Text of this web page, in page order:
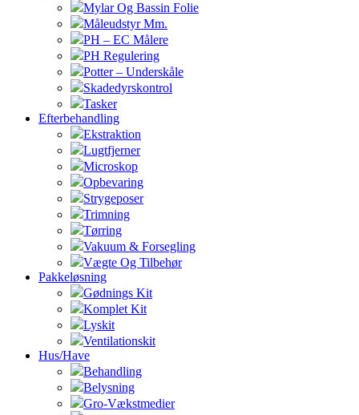
Mylar Og Bassin Folie
Måleudstyr Mm.
PH – EC Målere
PH Regulering
Potter – Underskåle
Skadedyrskontrol
Tasker
Efterbehandling
Ekstraktion
Lugtfjerner
Microskop
Opbevaring
Strygeposer
Trimning
Tørring
Vakuum & Forsegling
Vægte Og Tilbehør
Pakkeløsning
Gødnings Kit
Komplet Kit
Lyskit
Ventilationskit
Hus/Have
Behandling
Belysning
Gro-Vækstmedier